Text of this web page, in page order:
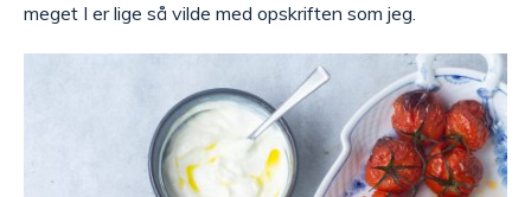
meget I er lige så vilde med opskriften som jeg.